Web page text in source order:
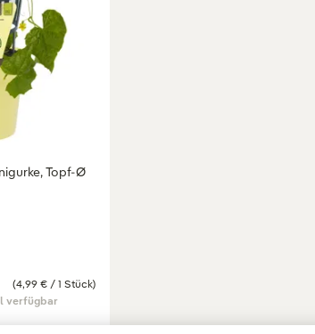
Topf-Ø
(4,99 € / 1 Stück)
verfügbar